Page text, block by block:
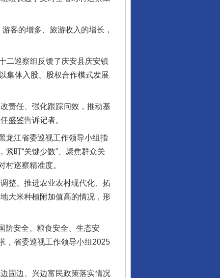
客的增多、旅游收入的增长，
巡察组反馈了庆安县庆安镇
集体入股、股权合作模式发展
责任、强化跟踪问效，推动基
盛鉴告诉记者。
江省委巡视工作领导小组指
盯“关键少数”、聚焦群众关
巡察精准度。
整、推进农业农村现代化、拓
大米种植附加值高的情况，形
安全、粮食安全、生态安
，省委巡视工作领导小组2025
固边、兴边富民政策落实情况